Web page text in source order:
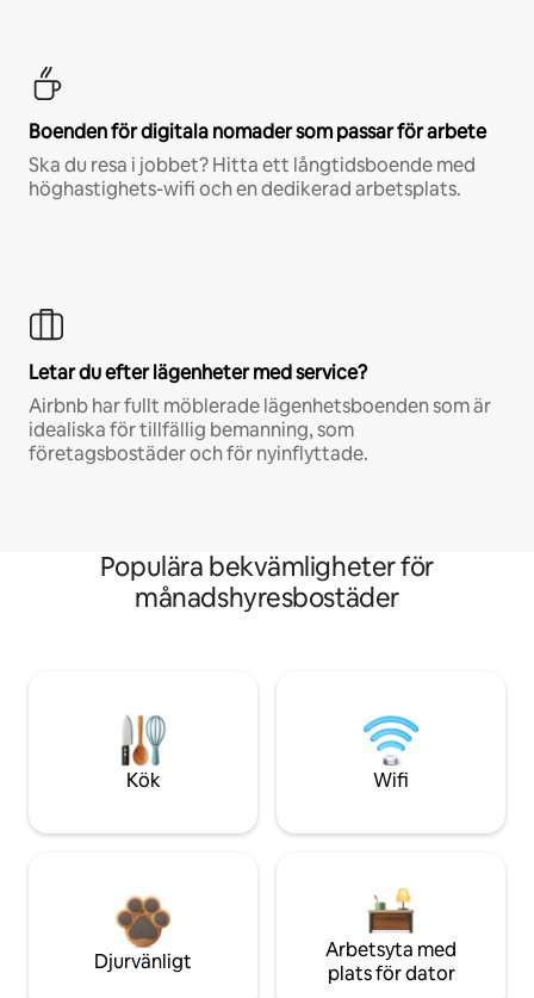
Boenden för digitala nomader som passar för arbete
Ska du resa i jobbet? Hitta ett långtidsboende med
höghastighets-wifi och en dedikerad arbetsplats.
Letar du efter lägenheter med service?
Airbnb har fullt möblerade lägenhetsboenden som är
idealiska för tillfällig bemanning, som
företagsbostäder och för nyinflyttade.
Populära bekvämligheter för
månadshyresbostäder
Kök Wifi
Djurvänligt
Arbetsyta med
plats för dator